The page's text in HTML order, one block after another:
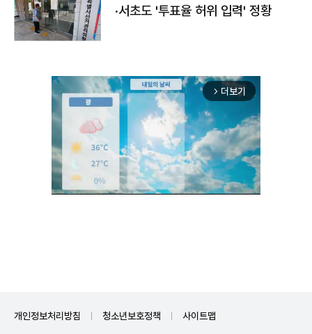
·서초도 '투표율 허위 입력' 정황
arrow_forward_ios 더보기
개인정보처리방침 청소년보호정책 사이트맵